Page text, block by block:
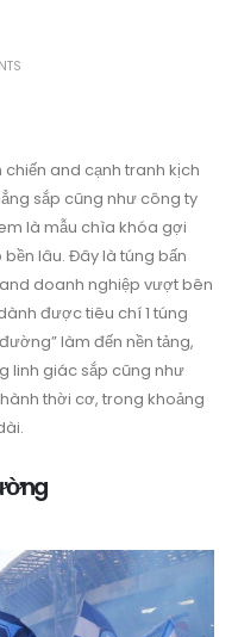
and cạnh tranh kịch
sắp cũng như công ty
là mẫu chìa khóa gợi
lâu. Đây là túng bấn
doanh nghiệp vượt bên
được tiêu chí 1 túng
làm đến nền tảng,
linh giác sắp cũng như
thời cơ, trong khoảng